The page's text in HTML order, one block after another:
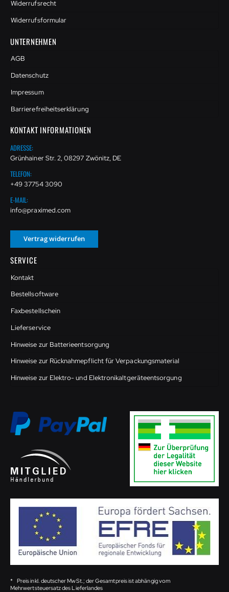
Widerrufsrecht
Widerrufsformular
UNTERNEHMEN
AGB
Datenschutz
Impressum
Barrierefreiheitserklärung
KONTAKT INFORMATIONEN
ADRESSE:
Grünhainer Str. 2, 08297 Zwönitz, DE
TELEFON:
+49 37754 3090
E-MAIL:
info@praximed.com
Vertrag widerrufen
SERVICE
Kontakt
Bestellsoftware
Faxbestellschein
Lieferservice
Hinweise zur Batterieentsorgung
Hinweise zur Rücknahmepflicht für Verpackungsmaterial
Hinweise zur Elektro- und Elektronikaltgeräteentsorgung
* Preis inkl. deutscher MwSt.; der Gesamtpreis ist abhängig vom
Mehrwertsteuersatz des Lieferlandes